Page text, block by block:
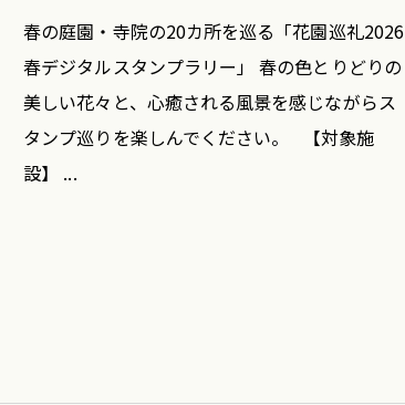
春の庭園・寺院の20カ所を巡る「花園巡礼2026
春デジタルスタンプラリー」 春の色とりどりの
美しい花々と、心癒される風景を感じながらス
タンプ巡りを楽しんでください。 【対象施
設】 ...